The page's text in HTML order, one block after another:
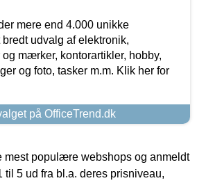
mere end 4.000 unikke
udvalg af elektronik,
mærker, kontorartikler, hobby,
og foto, tasker m.m. Klik her for
på OfficeTrend.dk
mest populære webshops og anmeldt
til 5 ud fra bl.a. deres prisniveau,